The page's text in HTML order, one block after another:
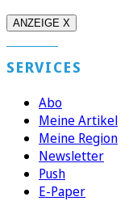
ANZEIGE X
SERVICES
Abo
Meine Artikel
Meine Region
Newsletter
Push
E-Paper